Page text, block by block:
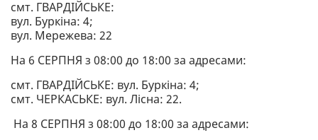
смт. ГВАРДІЙСЬКЕ:
вул. Буркіна: 4;
вул. Мережева: 22
На 6 СЕРПНЯ з 08:00 до 18:00 за адресами:
смт. ГВАРДІЙСЬКЕ: вул. Буркіна: 4;
смт. ЧЕРКАСЬКЕ: вул. Лісна: 22.
На 8 СЕРПНЯ з 08:00 до 18:00 за адресами: